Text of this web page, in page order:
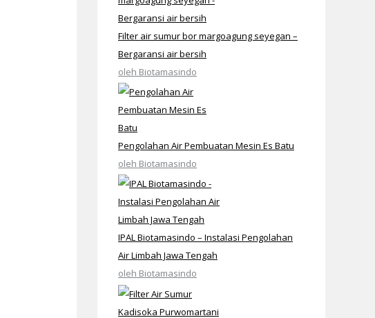
Filter air sumur bor margoagung seyegan –
Bergaransi air bersih
oleh Biotamasindo
Pengolahan Air Pembuatan Mesin Es Batu
oleh Biotamasindo
IPAL Biotamasindo – Instalasi Pengolahan
Air Limbah Jawa Tengah
oleh Biotamasindo